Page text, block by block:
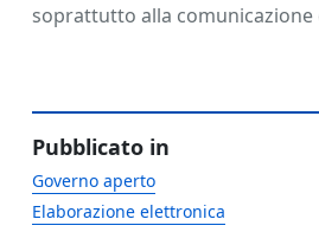
soprattutto alla comunicazione
Pubblicato in
Governo aperto
Elaborazione elettronica